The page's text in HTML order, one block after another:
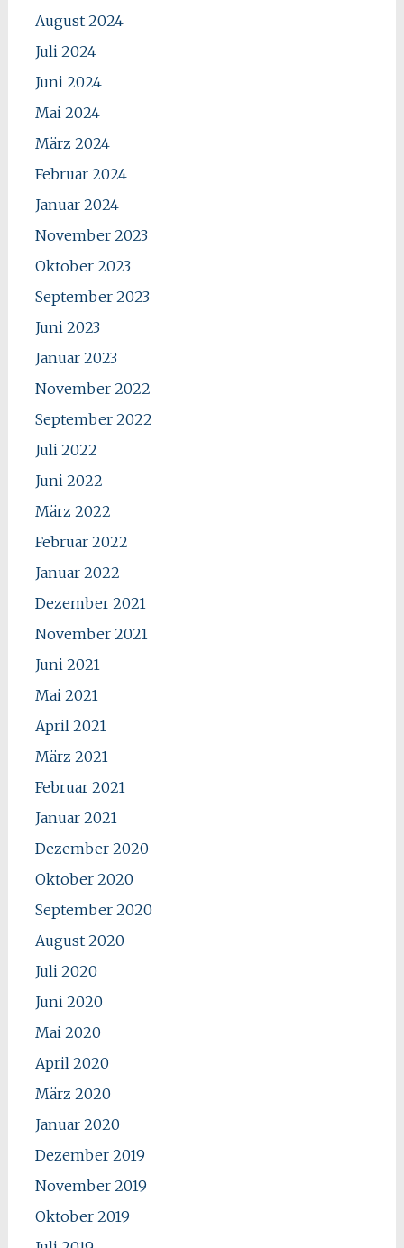
August 2024
Juli 2024
Juni 2024
Mai 2024
März 2024
Februar 2024
Januar 2024
November 2023
Oktober 2023
September 2023
Juni 2023
Januar 2023
November 2022
September 2022
Juli 2022
Juni 2022
März 2022
Februar 2022
Januar 2022
Dezember 2021
November 2021
Juni 2021
Mai 2021
April 2021
März 2021
Februar 2021
Januar 2021
Dezember 2020
Oktober 2020
September 2020
August 2020
Juli 2020
Juni 2020
Mai 2020
April 2020
März 2020
Januar 2020
Dezember 2019
November 2019
Oktober 2019